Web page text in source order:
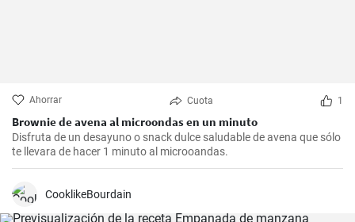
Ahorrar Cuota 1
Brownie de avena al microondas en un minuto
Disfruta de un desayuno o snack dulce saludable de avena que sólo
te llevara de hacer 1 minuto al microoandas.
CooklikeBourdain